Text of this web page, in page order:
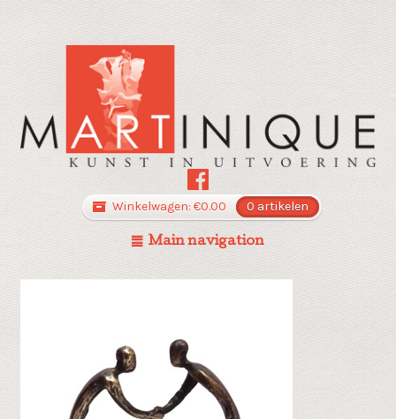
Winkelwagen: €0.00 0 artikelen
Main navigation